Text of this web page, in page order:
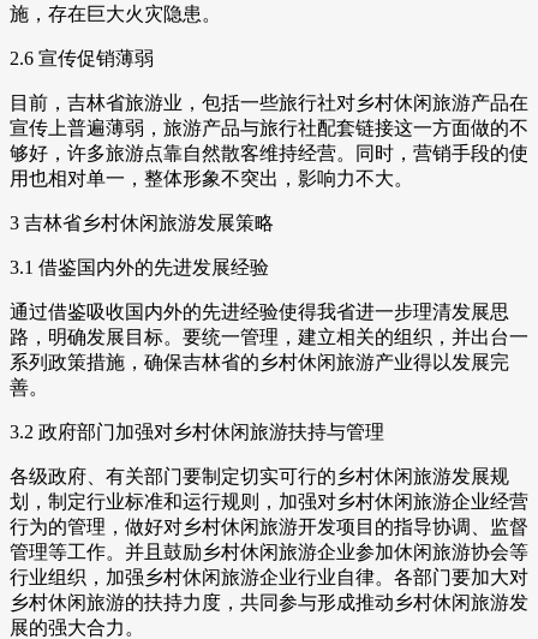
施，存在巨大火灾隐患。
2.6 宣传促销薄弱
目前，吉林省旅游业，包括一些旅行社对乡村休闲旅游产品在
宣传上普遍薄弱，旅游产品与旅行社配套链接这一方面做的不
够好，许多旅游点靠自然散客维持经营。同时，营销手段的使
用也相对单一，整体形象不突出，影响力不大。
3 吉林省乡村休闲旅游发展策略
3.1 借鉴国内外的先进发展经验
通过借鉴吸收国内外的先进经验使得我省进一步理清发展思
路，明确发展目标。要统一管理，建立相关的组织，并出台一
系列政策措施，确保吉林省的乡村休闲旅游产业得以发展完
善。
3.2 政府部门加强对乡村休闲旅游扶持与管理
各级政府、有关部门要制定切实可行的乡村休闲旅游发展规
划，制定行业标准和运行规则，加强对乡村休闲旅游企业经营
行为的管理，做好对乡村休闲旅游开发项目的指导协调、监督
管理等工作。并且鼓励乡村休闲旅游企业参加休闲旅游协会等
行业组织，加强乡村休闲旅游企业行业自律。各部门要加大对
乡村休闲旅游的扶持力度，共同参与形成推动乡村休闲旅游发
展的强大合力。